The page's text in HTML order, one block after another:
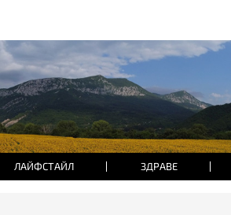
ЛАЙФСТАЙЛ ЗДРАВЕ